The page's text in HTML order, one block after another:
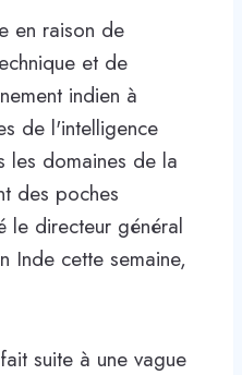
en raison de
et de
indien à
de l'intelligence
les domaines de la
des poches
le directeur général
Inde cette semaine,
suite à une vague